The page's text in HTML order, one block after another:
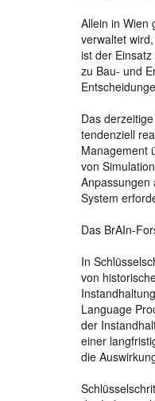
Allein in Wien
verwaltet
ist der
zu Bau- und
Das
tendenziell
Management
von
Anpassungen
System
Das BrAIn-
In
von
Language
der
einer
die